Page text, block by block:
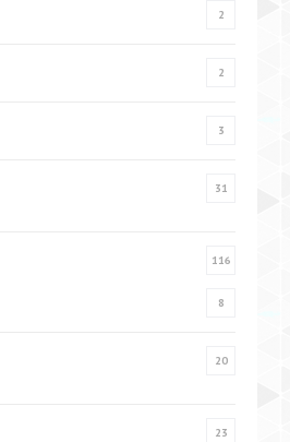
2
2
3
31
116
8
20
23